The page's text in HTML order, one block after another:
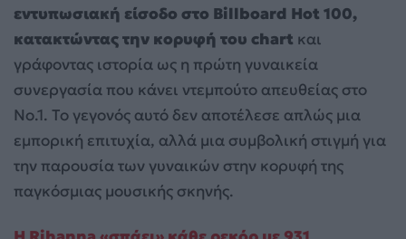
εντυπωσιακή είσοδο στο Billboard Hot 100,
κατακτώντας την κορυφή του chart και
γράφοντας ιστορία ως η πρώτη γυναικεία
συνεργασία που κάνει ντεμπούτο απευθείας στο
No.1. Το γεγονός αυτό δεν αποτέλεσε απλώς μια
εμπορική επιτυχία, αλλά μια συμβολική στιγμή για
την παρουσία των γυναικών στην κορυφή της
παγκόσμιας μουσικής σκηνής.